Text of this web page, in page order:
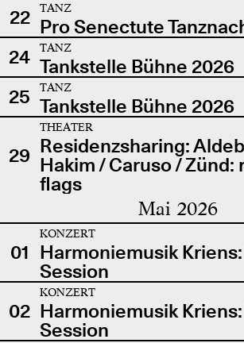
22
TANZ
Pro Senectute
24
TANZ
Tankstelle Bühne 2026
25
TANZ
Tankstelle Bühne 2026
29
THEATER
Residenzsharing:
Hakim / Caruso / Zünd:
flags
Mai 2026
01
KONZERT
Harmoniemusik
Session
02
KONZERT
Harmoniemusik
Session